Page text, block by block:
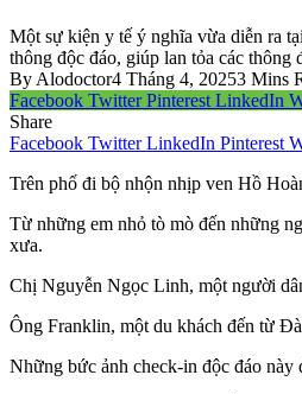
Một sự kiện y tế ý nghĩa vừa diễn ra
thông độc đáo, giúp lan tỏa các thông
By Alodoctor4 Tháng 4, 20253 Mins
Facebook Twitter Pinterest LinkedIn
Share
Facebook Twitter LinkedIn Pinterest
Trên phố đi bộ nhộn nhịp ven Hồ
Từ những em nhỏ tò mò đến những
xưa.
Chị Nguyễn Ngọc Linh, một người
Ông Franklin, một du khách đến từ
Những bức ảnh check-in độc đáo